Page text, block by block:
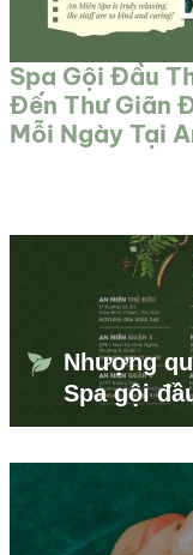
Spa Gội Đầu
Đến Thư Giãn
Mỗi Ngày Tại
Nhượng
Spa gội